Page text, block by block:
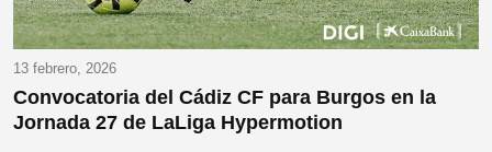
13 febrero, 2026
Convocatoria del Cádiz CF para Burgos en la
Jornada 27 de LaLiga Hypermotion